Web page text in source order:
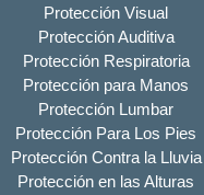
Protección Visual
Protección Auditiva
Protección Respiratoria
Protección para Manos
Protección Lumbar
Protección Para Los Pies
Protección Contra la Lluvia
Protección en las Alturas